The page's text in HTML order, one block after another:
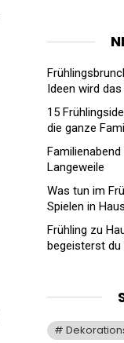
Ideen wird
15
die ganze
Langeweile
Was tun im
Spielen in
Frühling zu
begeisterst du